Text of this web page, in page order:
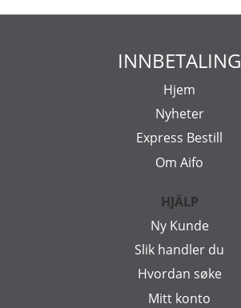
INNBETALING
Hjem
Nyheter
Express Bestill
Om Aifo
HJÄLP
Ny Kunde
Slik handler du
Hvordan søke
Mitt konto